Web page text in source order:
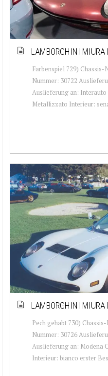
LAMBORGHINI
Farbenspiel 729)
Nummer: 30722
Auslieferung an:
Metallizzato Interieur:
LAMBORGHINI
Pech gehabt 730)
Nummer: 30726
Auslieferung an: Modena
Interieur: bianco erster